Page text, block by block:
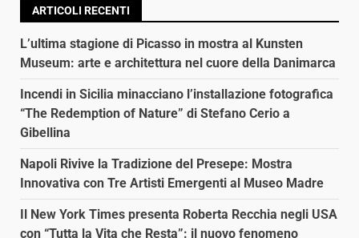
ARTICOLI RECENTI
L’ultima stagione di Picasso in mostra al Kunsten
Museum: arte e architettura nel cuore della Danimarca
Incendi in Sicilia minacciano l’installazione fotografica
“The Redemption of Nature” di Stefano Cerio a
Gibellina
Napoli Rivive la Tradizione del Presepe: Mostra
Innovativa con Tre Artisti Emergenti al Museo Madre
Il New York Times presenta Roberta Recchia negli USA
con “Tutta la Vita che Resta”: il nuovo fenomeno